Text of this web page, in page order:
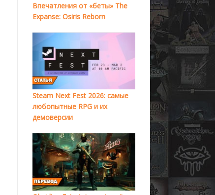
Впечатления от «беты» The
Expanse: Osiris Reborn
Steam Next Fest 2026: самые
любопытные RPG и их
демоверсии